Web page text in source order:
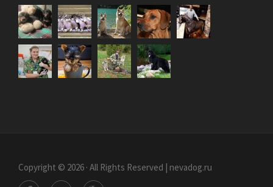
Copyright © 2026 · All Rights Reserved | nevadog.ru